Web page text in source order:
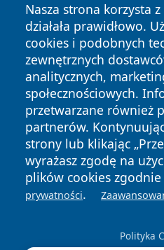
Nasza strona korzysta
działała prawidłowo.
cookies i podobnych
zewnętrznych
analitycznych,
społecznościowych.
przetwarzane również
partnerów.
strony lub klikając
wyrażasz zgodę na
plików cookies zgodnie
prywatności.
Polityka
Copyright © 2026
zastrzeżone.
News Autorzy
Polityka